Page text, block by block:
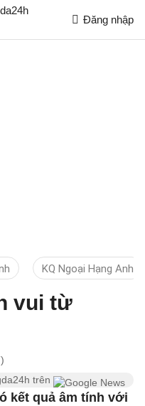
Đăng nhập
KQ Ngoại Hạng Anh
vui từ
trên
kết quả âm tính với